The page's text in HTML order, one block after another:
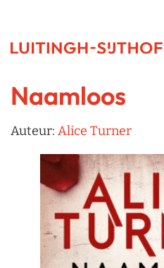
Naamloos
Auteur: Alice Turner